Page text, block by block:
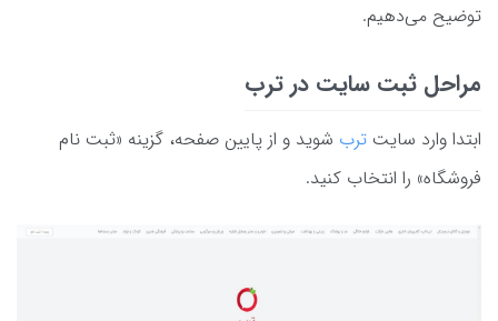
توضیح می‌دهیم.
مراحل ثبت سایت در ترب
ابتدا وارد سایت ترب شوید و از پایین صفحه، گزینه «ثبت نام
فروشگاه» را انتخاب کنید.